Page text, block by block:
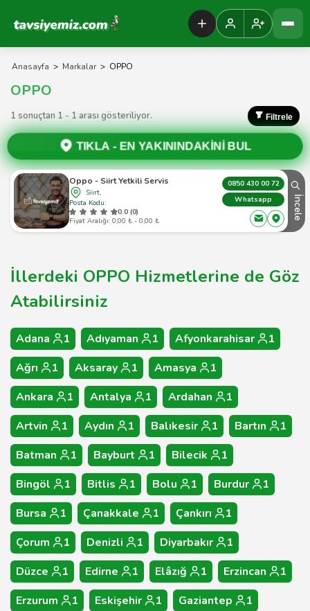
Tavsiyemiz Anasayfa
Anasayfa > Markalar > OPPO
OPPO
1 sonuçtan 1 - 1 arası gösteriliyor. Filtrele
TIKLA - EN YAKININDAKİNİ BUL
Oppo - Siirt Yetkili Servis
Siirt,
Posta Kodu:
0.0 (0)
Fiyat Aralığı: 0,00 ₺ - 0,00 ₺
0850 430 00 72
Whatsapp
İncele
İllerdeki OPPO Hizmetlerine de Göz
Atabilirsiniz
Adana 1 Adıyaman 1 Afyonkarahisar
1
Ağrı
1 Aksaray 1 Amasya
1
Ankara
1 Antalya 1 Ardahan
1
Artvin
1 Aydın 1 Balıkesir 1 Bartın
1
Batman
1 Bayburt 1 Bilecik
1
Bingöl
1 Bitlis 1 Bolu 1 Burdur
1
Bursa
1 Çanakkale 1 Çankırı
1
Çorum
1 Denizli 1 Diyarbakır
1
Düzce
1 Edirne 1 Elâzığ 1 Erzincan
1
Erzurum
1 Eskişehir 1 Gaziantep
1